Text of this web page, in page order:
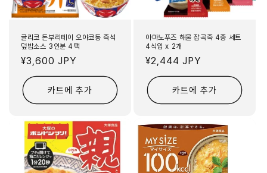
글리코 돈부리테이 오야코동 즉석
덮밥소스 3인분 4팩
정
가
¥3,600 JPY
카트에 추가
아마노푸즈 해물 잡곡죽 4종 세트
4식입 x 2개
정
가
¥2,444 JPY
카트에 추가